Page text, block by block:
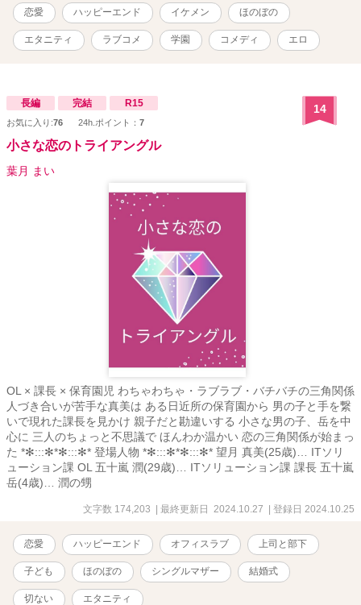
恋愛 ハッピーエンド イケメン ほのぼの
エタニティ ラブコメ 学園 コメディ エロ
長編 完結 R15
お気に入り:76 24h.ポイント： 7
14
小さな恋のトライアングル
葉月 まい
OL × 課長 × 保育園児 わちゃわちゃ・ラブラブ・バチバチの三角関係
人づき合いが苦手な真美は ある日近所の保育園から 男の子と手を繋
いで現れた課長を見かけ 親子だと勘違いする 小さな男の子、岳を中
心に 三人のちょっと不思議で ほんわか温かい 恋の三角関係が始まっ
た *✻:::✻*✻:::✻* 登場人物 *✻:::✻*✻:::✻* 望月 真美(25歳)… ITソリ
ューション課 OL 五十嵐 潤(29歳)… ITソリューション課 課長 五十嵐
岳(4歳)… 潤の甥
文字数 174,203 | 最終更新日 2024.10.27 | 登録日 2024.10.25
恋愛 ハッピーエンド オフィスラブ 上司と部下
子ども ほのぼの シングルマザー 結婚式
切ない エタニティ